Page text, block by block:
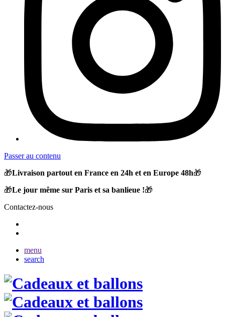
Passer au contenu
🎁Livraison partout en France en 24h et en Europe 48h🎁
🎁Le jour même sur Paris et sa banlieue !🎁
Contactez-nous
menu
search